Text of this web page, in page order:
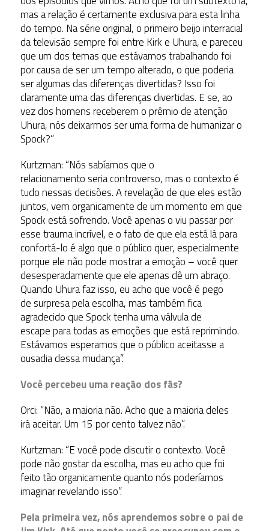
mas a relação é certamente exclusiva para esta linha
do tempo. Na série original, o primeiro beijo interracial
da televisão sempre foi entre Kirk e Uhura, e pareceu
que um dos temas que estávamos trabalhando foi
por causa de ser um tempo alterado, o que poderia
ser algumas das diferenças divertidas? Isso foi
claramente uma das diferenças divertidas. E se, ao
vez dos homens receberem o prêmio de atenção
Uhura, nós deixarmos ser uma forma de humanizar o
Spock?”
Kurtzman: “Nós sabíamos que o
relacionamento seria controverso, mas o contexto é
tudo nessas decisões. A revelação de que eles estão
juntos, vem organicamente de um momento em que
Spock está sofrendo. Você apenas o viu passar por
esse trauma incrível, e o fato de que ela está lá para
confortá-lo é algo que o público quer, especialmente
porque ele não pode mostrar a emoção – você quer
desesperadamente que ele apenas dê um abraço.
Quando Uhura faz isso, eu acho que você é pego
de surpresa pela escolha, mas também fica
agradecido que Spock tenha uma válvula de
escape para todas as emoções que está reprimindo.
Estávamos esperamos que o público aceitasse a
ousadia dessa mudança”.
Você percebeu uma reação dos fãs?
Orci: “Não, a maioria não. Acho que a maioria deles
irá aceitar. Um 15 por cento talvez não”.
Kurtzman: “E você pode discutir o contexto. Você
pode não gostar da escolha, mas eu acho que foi
feito tão organicamente quanto nós poderíamos
imaginar revelando isso”.
Pela primeira vez, nós aprendemos sobre o pai de